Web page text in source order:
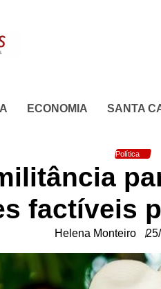
ECONOMIA SANTA
Política
factíveis
Helena Monteiro